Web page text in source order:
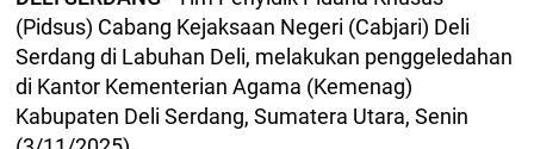
(Pidsus) Cabang Kejaksaan Negeri (Cabjari) Deli
Serdang di Labuhan Deli, melakukan penggeledahan
di Kantor Kementerian Agama (Kemenag)
Kabupaten Deli Serdang, Sumatera Utara, Senin